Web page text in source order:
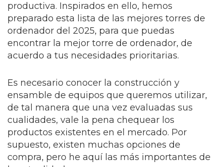
productiva. Inspirados en ello, hemos
preparado esta lista de las mejores torres de
ordenador del 2025, para que puedas
encontrar la mejor torre de ordenador, de
acuerdo a tus necesidades prioritarias.
Es necesario conocer la construcción y
ensamble de equipos que queremos utilizar,
de tal manera que una vez evaluadas sus
cualidades, vale la pena chequear los
productos existentes en el mercado. Por
supuesto, existen muchas opciones de
compra, pero he aquí las más importantes de